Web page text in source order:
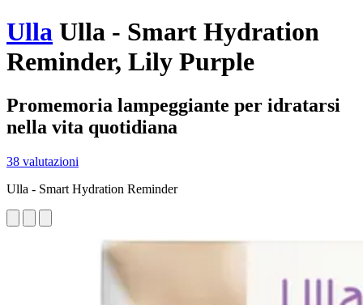
Ulla Ulla - Smart Hydration
Reminder, Lily Purple
Promemoria lampeggiante per idratarsi
nella vita quotidiana
38 valutazioni
Ulla - Smart Hydration Reminder